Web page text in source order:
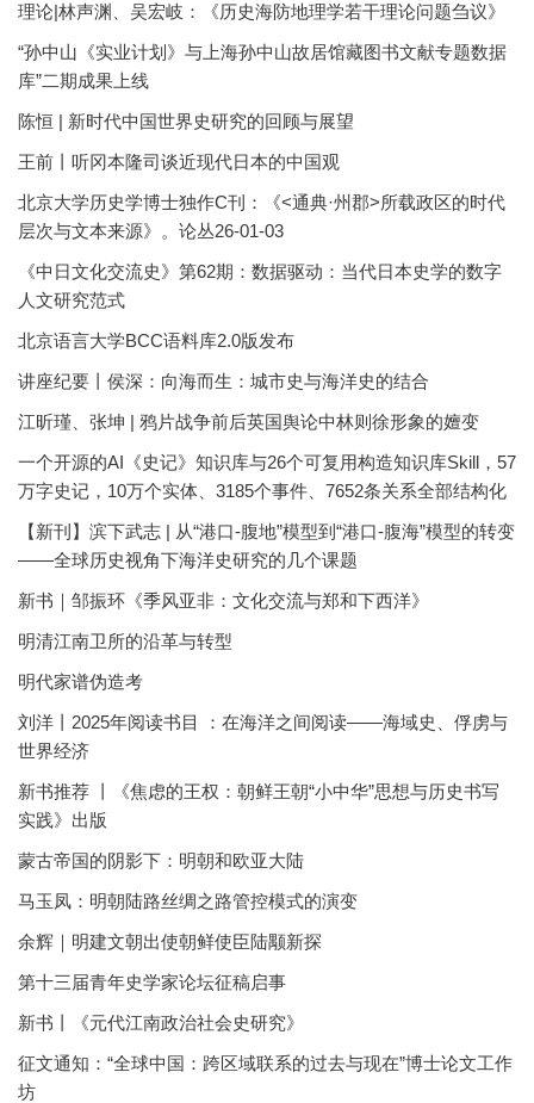
理论|林声渊、吴宏岐：《历史海防地理学若干理论问题刍议》
“孙中山《实业计划》与上海孙中山故居馆藏图书文献专题数据
库”二期成果上线
陈恒 | 新时代中国世界史研究的回顾与展望
王前丨听冈本隆司谈近现代日本的中国观
北京大学历史学博士独作C刊：《<通典·州郡>所载政区的时代
层次与文本来源》。论丛26-01-03
《中日文化交流史》第62期：数据驱动：当代日本史学的数字
人文研究范式
北京语言大学BCC语料库2.0版发布
讲座纪要丨侯深：向海而生：城市史与海洋史的结合
江昕瑾、张坤 | 鸦片战争前后英国舆论中林则徐形象的嬗变
一个开源的AI《史记》知识库与26个可复用构造知识库Skill，57
万字史记，10万个实体、3185个事件、7652条关系全部结构化
【新刊】滨下武志 | 从“港口-腹地”模型到“港口-腹海”模型的转变
——全球历史视角下海洋史研究的几个课题
新书｜邹振环《季风亚非：文化交流与郑和下西洋》
明清江南卫所的沿革与转型
明代家谱伪造考
刘洋丨2025年阅读书目 ：在海洋之间阅读——海域史、俘虏与
世界经济
新书推荐 丨《焦虑的王权：朝鲜王朝“小中华”思想与历史书写
实践》出版
蒙古帝国的阴影下：明朝和欧亚大陆
马玉凤：明朝陆路丝绸之路管控模式的演变
余辉｜明建文朝出使朝鲜使臣陆颙新探
第十三届青年史学家论坛征稿启事
新书丨《元代江南政治社会史研究》
征文通知：“全球中国：跨区域联系的过去与现在”博士论文工作
坊